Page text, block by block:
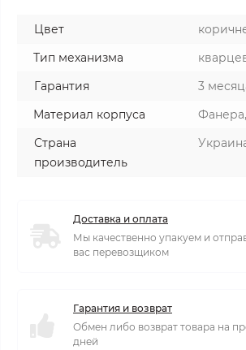
Цвет
Тип механизма
Гарантия
3
Материал корпуса
Страна
производитель
Доставка и оплата
Мы качественно упакуем и
вас перевозщиком
Гарантия и возврат
Обмен либо возврат товара на
дней